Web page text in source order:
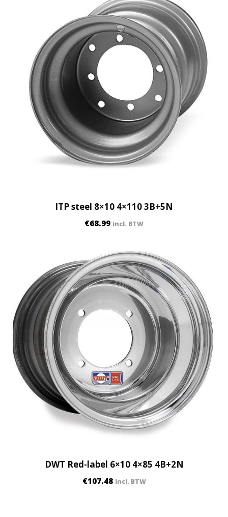
ITP steel 8×10 4×110 3B+5N
€68.99 incl. BTW
DWT Red-label 6×10 4×85 4B+2N
€107.48 incl. BTW